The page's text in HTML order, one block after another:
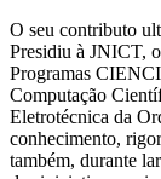
O seu contributo
Presidiu à JNICT,
Programas
Computação
Eletrotécnica da
conhecimento,
também, durante